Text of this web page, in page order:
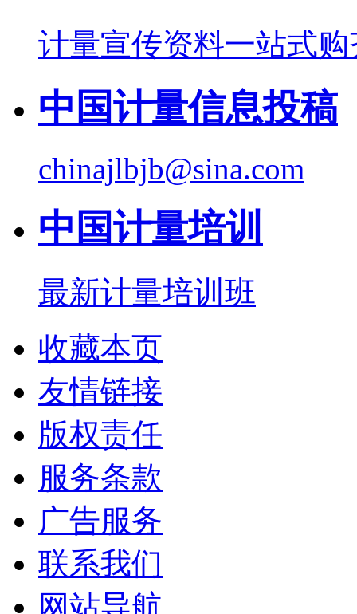
计量宣传资料一站式购
中国计量信息投稿
chinajlbjb@sina.com
中国计量培训
最新计量培训班
收藏本页
友情链接
版权责任
服务条款
广告服务
联系我们
网站导航